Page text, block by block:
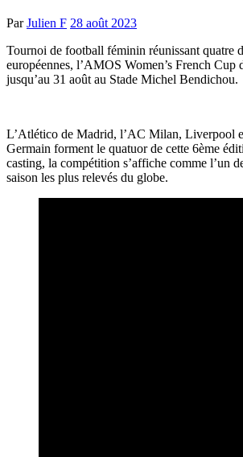
Par Julien F 28 août 2023
Tournoi de football féminin réunissant quatre
européennes, l’AMOS Women’s French Cup
jusqu’au 31 août au Stade Michel Bendichou.
L’Atlético de Madrid, l’AC Milan, Liverpool
Germain forment le quatuor de cette 6ème
casting, la compétition s’affiche comme l’un
saison les plus relevés du globe.